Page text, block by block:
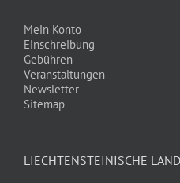
Mein Konto
Einschreibung
Gebühren
Veranstaltungen
Newsletter
Sitemap
LIECHTENSTEINISCHE